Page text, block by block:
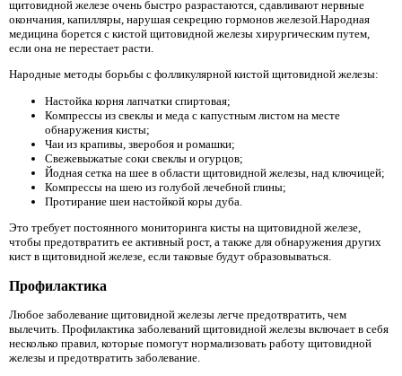
щитовидной железе очень быстро разрастаются, сдавливают нервные
окончания, капилляры, нарушая секрецию гормонов железой.Народная
медицина борется с кистой щитовидной железы хирургическим путем,
если она не перестает расти.
Народные методы борьбы с фолликулярной кистой щитовидной железы:
Настойка корня лапчатки спиртовая;
Компрессы из свеклы и меда с капустным листом на месте
обнаружения кисты;
Чаи из крапивы, зверобоя и ромашки;
Свежевыжатые соки свеклы и огурцов;
Йодная сетка на шее в области щитовидной железы, над ключицей;
Компрессы на шею из голубой лечебной глины;
Протирание шеи настойкой коры дуба.
Это требует постоянного мониторинга кисты на щитовидной железе,
чтобы предотвратить ее активный рост, а также для обнаружения других
кист в щитовидной железе, если таковые будут образовываться.
Профилактика
Любое заболевание щитовидной железы легче предотвратить, чем
вылечить. Профилактика заболеваний щитовидной железы включает в себя
несколько правил, которые помогут нормализовать работу щитовидной
железы и предотвратить заболевание.